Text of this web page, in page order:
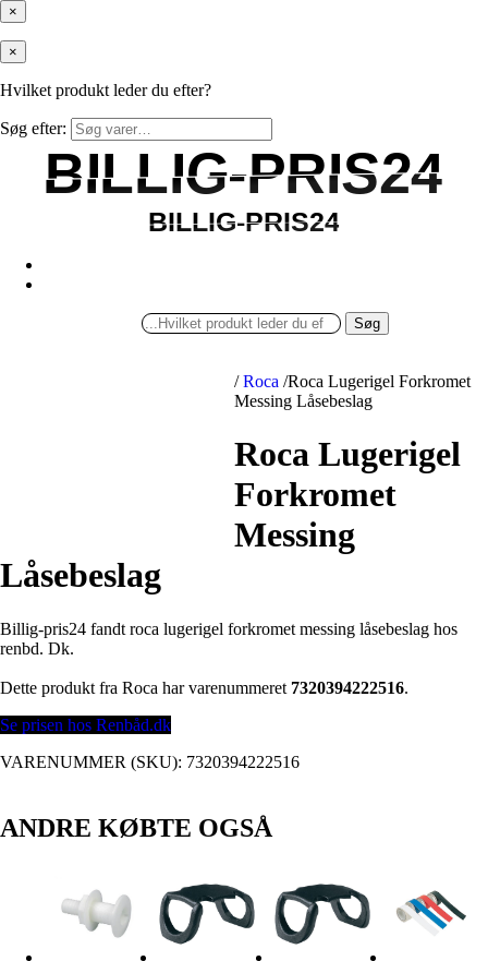
×
×
Hvilket produkt leder du efter?
Søg efter:
BILLIG-PRIS24
BILLIG-PRIS24
BILLIG-PRIS24
BILLIG-PRIS24
Søg
/ Roca /Roca Lugerigel Forkromet
Messing Låsebeslag
Roca Lugerigel
Forkromet
Messing
Låsebeslag
Billig-pris24 fandt roca lugerigel forkromet messing låsebeslag hos
renbd. Dk.
Dette produkt fra Roca har varenummeret 7320394222516.
Se prisen hos Renbåd.dk
VARENUMMER (SKU): 7320394222516
ANDRE KØBTE OGSÅ